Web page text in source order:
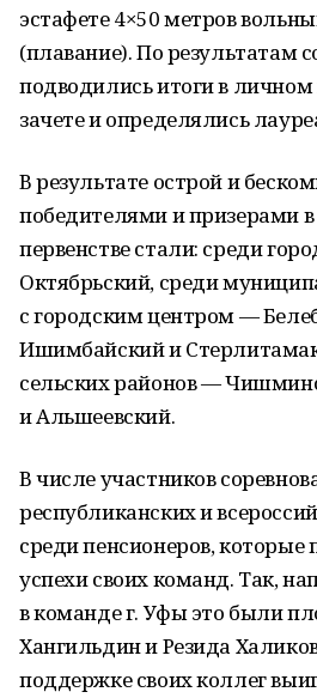
эстафете 4×50 метров
(плавание). По результатам
подводились итоги в
зачете и определялись
В результате острой и
победителями и призерами
первенстве стали: среди
Октябрьский, среди
с городским центром —
Ишимбайский и
сельских районов —
и Альшеевский.
В числе участников
республиканских и
среди пенсионеров,
успехи своих команд. Так,
в команде г. Уфы это были
Хангильдин и Резида
поддержке своих коллег